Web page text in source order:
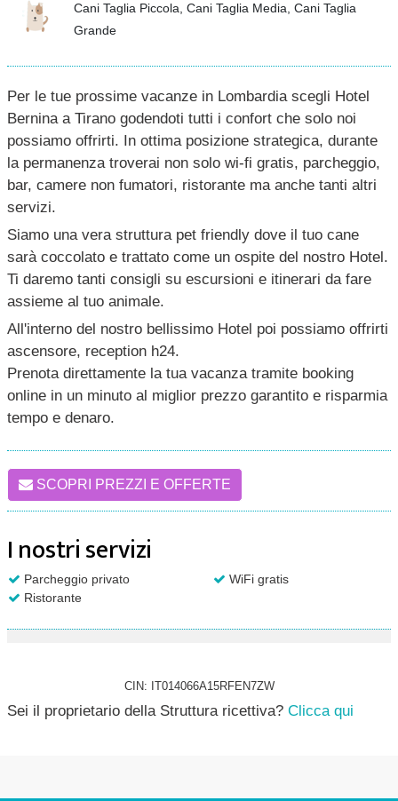
Cani Taglia Piccola, Cani Taglia Media, Cani Taglia
Grande
Per le tue prossime vacanze in Lombardia scegli Hotel
Bernina a Tirano godendoti tutti i confort che solo noi
possiamo offrirti. In ottima posizione strategica, durante
la permanenza troverai non solo wi-fi gratis, parcheggio,
bar, camere non fumatori, ristorante ma anche tanti altri
servizi.
Siamo una vera struttura pet friendly dove il tuo cane
sarà coccolato e trattato come un ospite del nostro Hotel.
Ti daremo tanti consigli su escursioni e itinerari da fare
assieme al tuo animale.
All'interno del nostro bellissimo Hotel poi possiamo offrirti
ascensore, reception h24.
Prenota direttamente la tua vacanza tramite booking
online in un minuto al miglior prezzo garantito e risparmia
tempo e denaro.
SCOPRI PREZZI E OFFERTE
I nostri servizi
Parcheggio privato
WiFi gratis
Ristorante
CIN: IT014066A15RFEN7ZW
Sei il proprietario della Struttura ricettiva? Clicca qui